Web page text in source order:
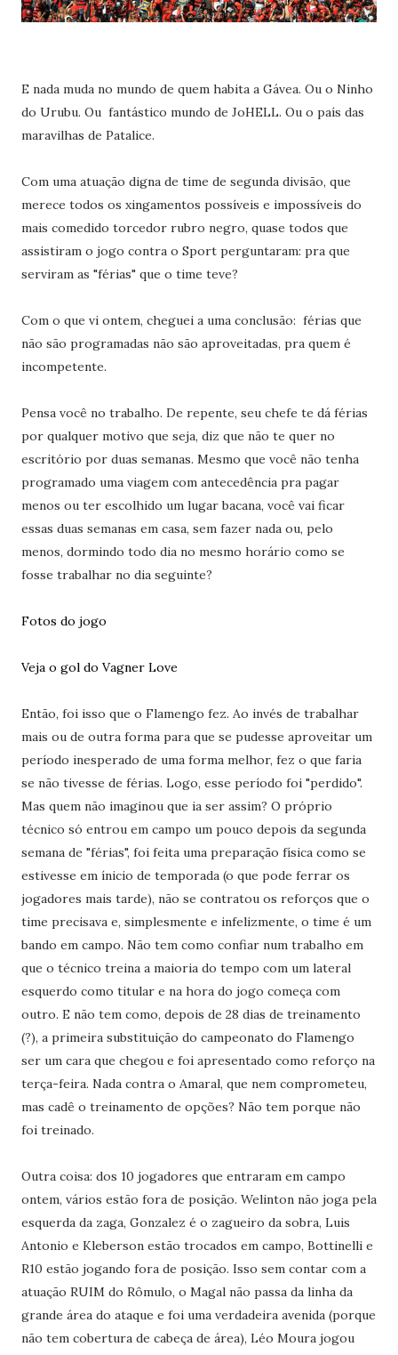
E nada muda no mundo de quem habita a Gávea. Ou o Ninho
do Urubu. Ou fantástico mundo de JoHELL. Ou o país das
maravilhas de Patalice.
Com uma atuação digna de time de segunda divisão, que
merece todos os xingamentos possíveis e impossíveis do
mais comedido torcedor rubro negro, quase todos que
assistiram o jogo contra o Sport perguntaram: pra que
serviram as "férias" que o time teve?
Com o que vi ontem, cheguei a uma conclusão: férias que
não são programadas não são aproveitadas, pra quem é
incompetente.
Pensa você no trabalho. De repente, seu chefe te dá férias
por qualquer motivo que seja, diz que não te quer no
escritório por duas semanas. Mesmo que você não tenha
programado uma viagem com antecedência pra pagar
menos ou ter escolhido um lugar bacana, você vai ficar
essas duas semanas em casa, sem fazer nada ou, pelo
menos, dormindo todo dia no mesmo horário como se
fosse trabalhar no dia seguinte?
Fotos do jogo
Veja o gol do Vagner Love
Então, foi isso que o Flamengo fez. Ao invés de trabalhar
mais ou de outra forma para que se pudesse aproveitar um
período inesperado de uma forma melhor, fez o que faria
se não tivesse de férias. Logo, esse período foi "perdido".
Mas quem não imaginou que ia ser assim? O próprio
técnico só entrou em campo um pouco depois da segunda
semana de "férias", foi feita uma preparação física como se
estivesse em ínicio de temporada (o que pode ferrar os
jogadores mais tarde), não se contratou os reforços que o
time precisava e, simplesmente e infelizmente, o time é um
bando em campo. Não tem como confiar num trabalho em
que o técnico treina a maioria do tempo com um lateral
esquerdo como titular e na hora do jogo começa com
outro. E não tem como, depois de 28 dias de treinamento
(?), a primeira substituição do campeonato do Flamengo
ser um cara que chegou e foi apresentado como reforço na
terça-feira. Nada contra o Amaral, que nem comprometeu,
mas cadê o treinamento de opções? Não tem porque não
foi treinado.
Outra coisa: dos 10 jogadores que entraram em campo
ontem, vários estão fora de posição. Welinton não joga pela
esquerda da zaga, Gonzalez é o zagueiro da sobra, Luis
Antonio e Kleberson estão trocados em campo, Bottinelli e
R10 estão jogando fora de posição. Isso sem contar com a
atuação RUIM do Rômulo, o Magal não passa da linha da
grande área do ataque e foi uma verdadeira avenida (porque
não tem cobertura de cabeça de área), Léo Moura jogou